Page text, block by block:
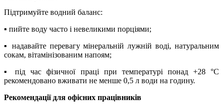
Підтримуйте водний баланс:
▪️ пийте воду часто і невеликими порціями;
▪️ надавайте перевагу мінеральній лужній воді, натуральним
сокам, вітамінізованим напоям;
▪️ під час фізичної праці при температурі понад +28 °C
рекомендовано вживати не менше 0,5 л води на годину.
Рекомендації для офісних працівників